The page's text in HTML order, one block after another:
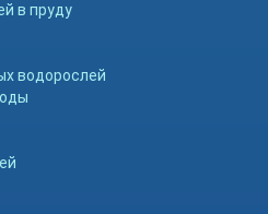
в пруду
водорослей